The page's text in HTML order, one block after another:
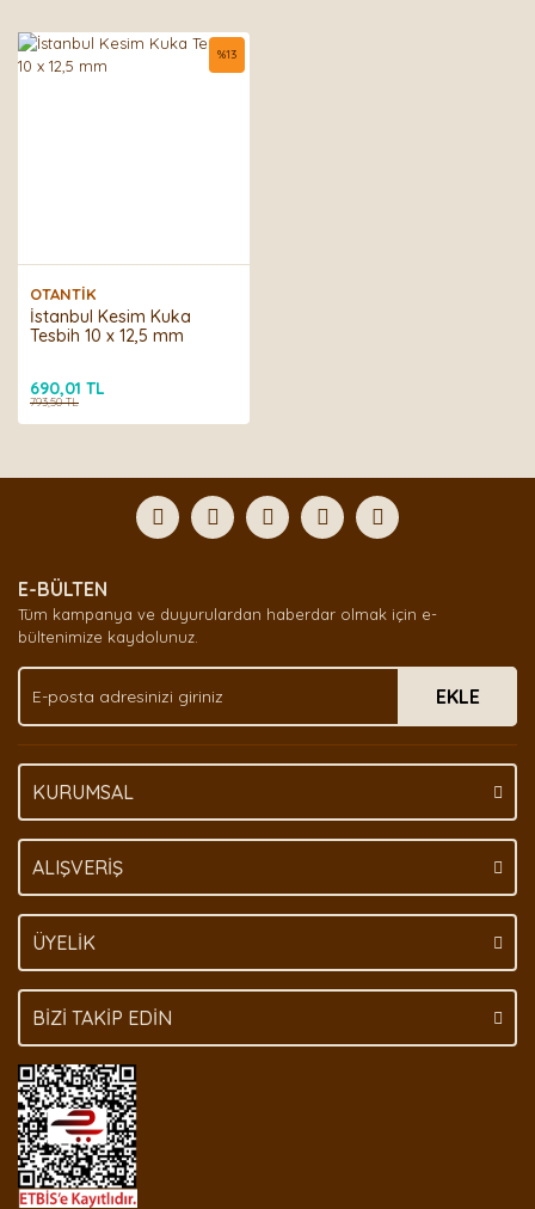
OTANTİK
İstanbul Kesim Kuka
Tesbih 10 x 12,5 mm
%13
690,01 TL
793,50 TL
E-BÜLTEN
Tüm kampanya ve duyurulardan haberdar olmak için e-
bültenimize kaydolunuz.
EKLE
KURUMSAL
ALIŞVERİŞ
ÜYELİK
BİZİ TAKİP EDİN